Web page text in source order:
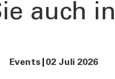
auch
Events 02 Juli 2026